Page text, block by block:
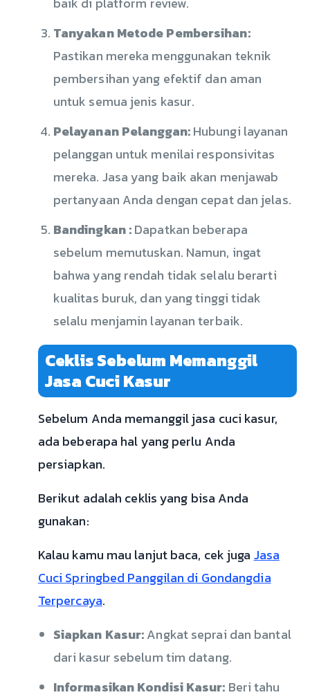
Tanyakan Metode Pembersihan:
Pastikan mereka menggunakan teknik
pembersihan yang efektif dan aman
untuk semua jenis kasur.
Pelayanan Pelanggan:Hubungi layanan
pelanggan untuk menilai responsivitas
mereka. Jasa yang baik akan menjawab
pertanyaan Anda dengan cepat dan jelas.
Bandingkan :Dapatkan beberapa
sebelum memutuskan. Namun, ingat
bahwa yang rendah tidak selalu berarti
kualitas buruk, dan yang tinggi tidak
selalu menjamin layanan terbaik.
Ceklis Sebelum Memanggil
Jasa Cuci Kasur
Sebelum Anda memanggil jasa cuci kasur,
ada beberapa hal yang perlu Anda
persiapkan.
Berikut adalah ceklis yang bisa Anda
gunakan:
Kalau kamu mau lanjut baca, cek juga Jasa
Cuci Springbed Panggilan di Gondangdia
Terpercaya.
Siapkan Kasur:Angkat seprai dan bantal
dari kasur sebelum tim datang.
Informasikan Kondisi Kasur: Beri tahu